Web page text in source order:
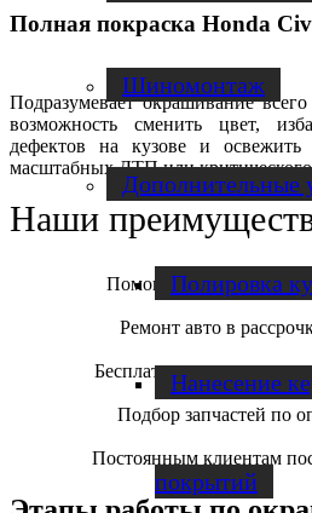
Шиномонтаж
Дополнительные
Полировка
Нанесение
покрытий
Полная покраска Honda
Подразумевает окрашивание
возможность сменить цвет,
дефектов на кузове и освежить
масштабных ДТП или критического
Наши
Помощь в эвакуации в
Ремонт авто в
Бесплатная диагностика
Подбор запчастей по
Постоянным клиентам